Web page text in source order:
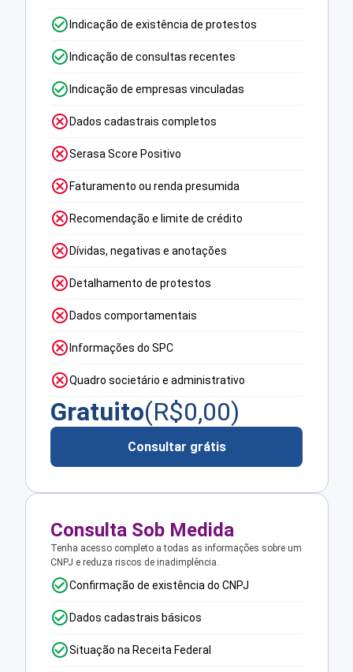
Indicação de existência de protestos
Indicação de consultas recentes
Indicação de empresas vinculadas
Dados cadastrais completos
Serasa Score Positivo
Faturamento ou renda presumida
Recomendação e limite de crédito
Dívidas, negativas e anotações
Detalhamento de protestos
Dados comportamentais
Informações do SPC
Quadro societário e administrativo
Gratuito(R$0,00)
Consultar grátis
Consulta Sob Medida
Tenha acesso completo a todas as informações sobre um
CNPJ e reduza riscos de inadimplência.
Confirmação de existência do CNPJ
Dados cadastrais básicos
Situação na Receita Federal